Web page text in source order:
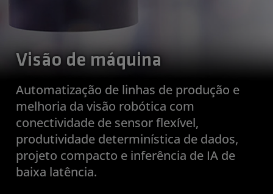
Visão de máquina
Automatização de linhas de produção e
melhoria da visão robótica com
conectividade de sensor flexível,
produtividade determinística de dados,
projeto compacto e inferência de IA de
baixa latência.